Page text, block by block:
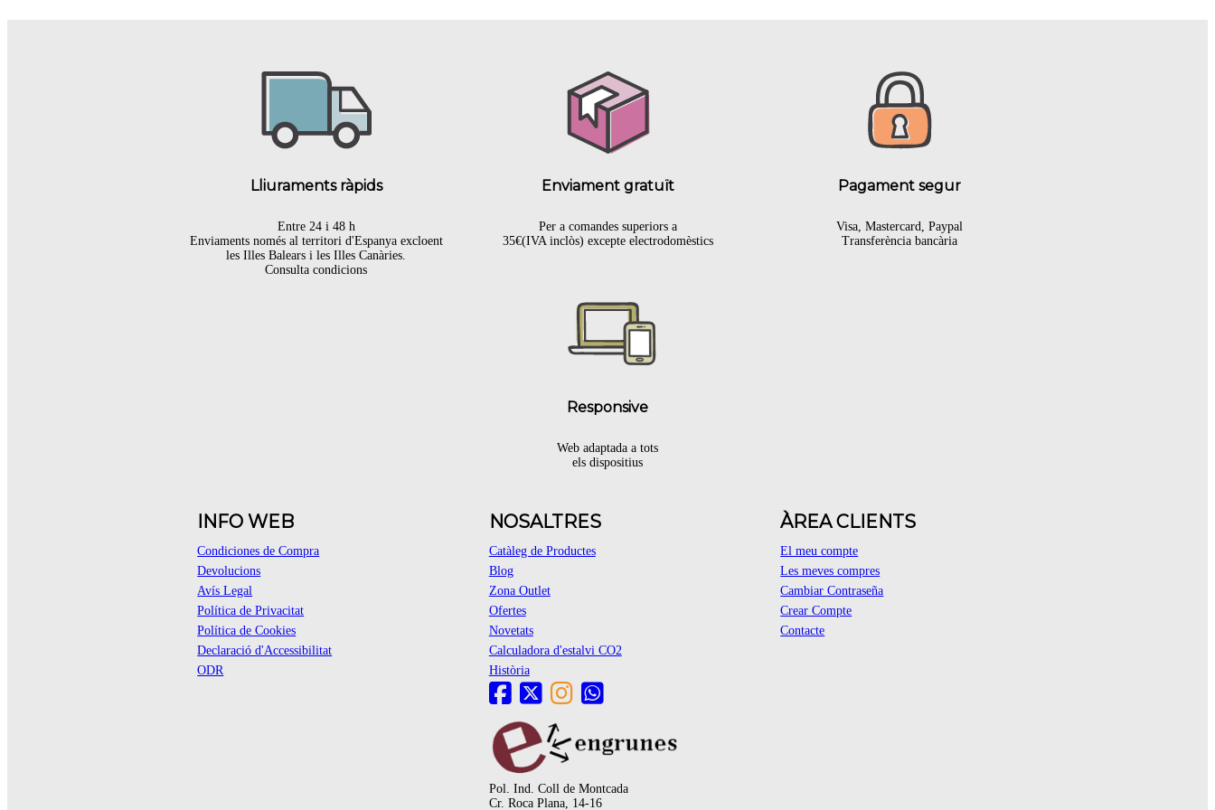
Lliuraments ràpids
Entre 24 i 48 h
Enviaments només al territori d'Espanya excloent
les Illes Balears i les Illes Canàries.
Consulta condicions
Enviament gratuït
Per a comandes superiors a
35€(IVA inclòs) excepte electrodomèstics
Pagament segur
Visa, Mastercard, Paypal
Transferència bancària
Responsive
Web adaptada a tots
els dispositius
INFO WEB
Condiciones de Compra
Devolucions
Avís Legal
Política de Privacitat
Política de Cookies
Declaració d'Accessibilitat
ODR
NOSALTRES
Catàleg de Productes
Blog
Zona Outlet
Ofertes
Novetats
Calculadora d'estalvi CO2
Història
ÀREA CLIENTS
El meu compte
Les meves compres
Cambiar Contraseña
Crear Compte
Contacte
Pol. Ind. Coll de Montcada
Cr. Roca Plana, 14-16